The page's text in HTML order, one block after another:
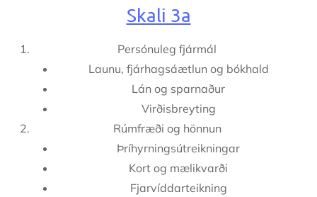
Skali 3a
Persónuleg fjármál
Launu, fjárhagsáætlun og bókhald
Lán og sparnaður
Virðisbreyting
Rúmfræði og hönnun
Þríhyrningsútreikningar
Kort og mælikvarði
Fjarvíddarteikning